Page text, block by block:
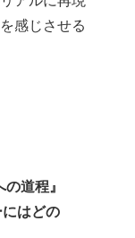
感じさせる
道程』
はどの